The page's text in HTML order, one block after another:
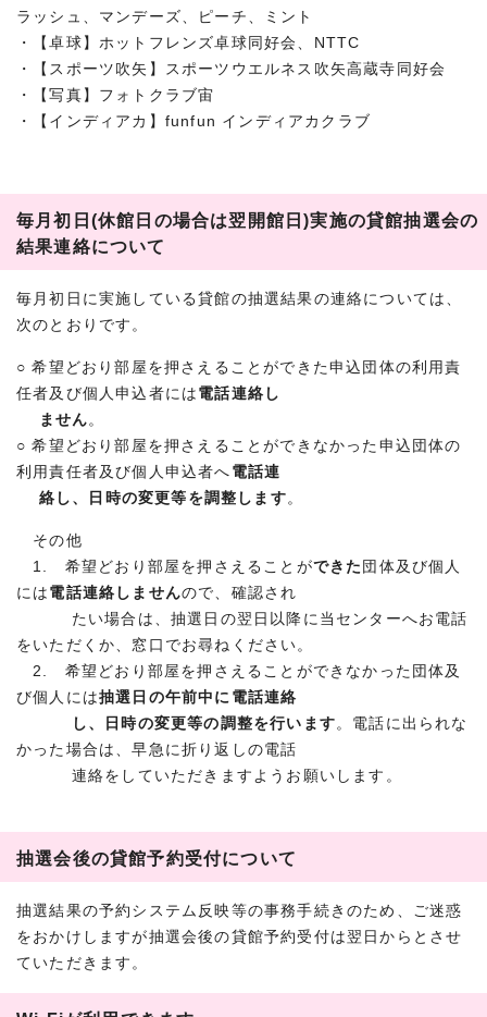
ラッシュ、マンデーズ、ピーチ、ミント
・【卓球】ホットフレンズ卓球同好会、NTTC
・【スポーツ吹矢】スポーツウエルネス吹矢高蔵寺同好会
・【写真】フォトクラブ宙
・【インディアカ】funfun インディアカクラブ
毎月初日(休館日の場合は翌開館日)実施の貸館抽選会の
結果連絡について
毎月初日に実施している貸館の抽選結果の連絡については、
次のとおりです。
○ 希望どおり部屋を押さえることができた申込団体の利用責
任者及び個人申込者には 電話連絡し
ません 。
○ 希望どおり部屋を押さえることができなかった申込団体の
利用責任者及び個人申込者へ 電話連
絡し、日時の変更等を調整します 。
その他
1. 希望どおり部屋を押さえることができた 団体及び個人
には 電話連絡しませんので、確認され
たい場合は、抽選日の翌日以降に当センターへお電話
をいただくか、窓口でお尋ねください。
2. 希望どおり部屋を押さえることができなかった団体及
び個人には抽選日の午前中に電話連絡
し、日時の変更等の調整を行います 。電話に出られな
かった場合は、早急に折り返しの電話
連絡をしていただきますようお願いします。
抽選会後の貸館予約受付について
抽選結果の予約システム反映等の事務手続きのため、ご迷惑
をおかけしますが抽選会後の貸館予約受付は翌日からとさせ
ていただきます。